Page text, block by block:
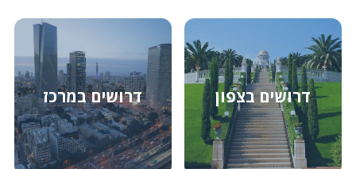
חשב/ת שכר לרשת מלונות בפריסה ארצית
מנהל/ת חשבונות יחיד/ה עד מאזן לחברת נדל״ן
באזור המרכז
דרושים בצפון דרושים במרכז